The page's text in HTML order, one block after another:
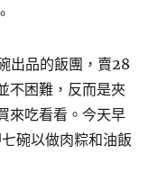
出品的飯團，賣28
不困難，反而是夾
來吃看看。今天早
碗以做肉粽和油飯